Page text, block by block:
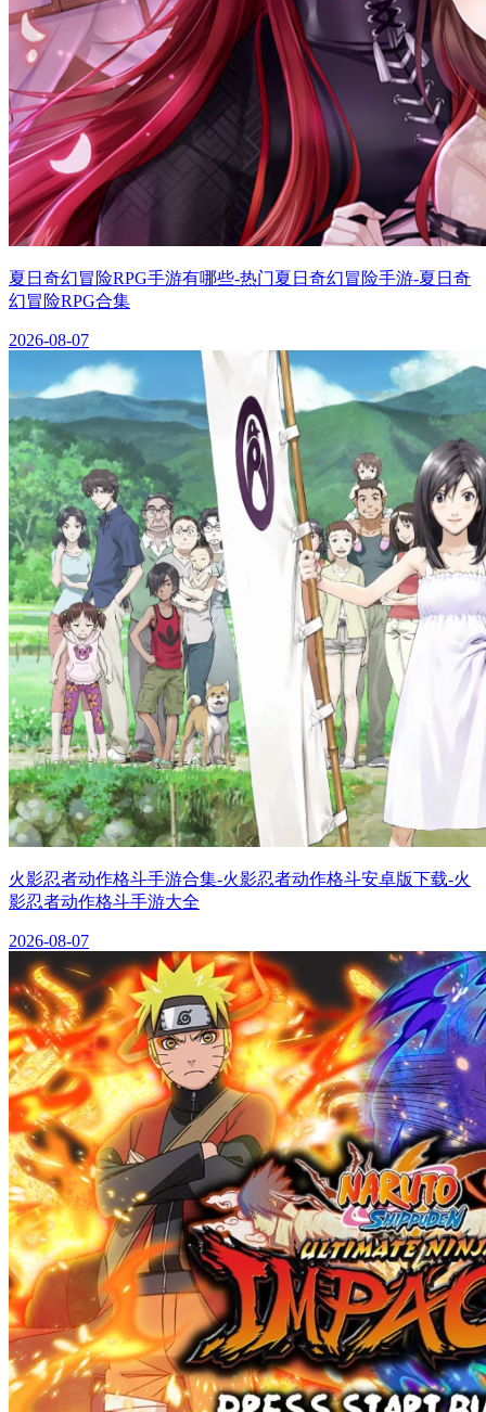
夏日奇幻冒险RPG手游有哪些-热门夏日奇幻冒险手游-夏日奇
幻冒险RPG合集
2026-08-07
火影忍者动作格斗手游合集-火影忍者动作格斗安卓版下载-火
影忍者动作格斗手游大全
2026-08-07